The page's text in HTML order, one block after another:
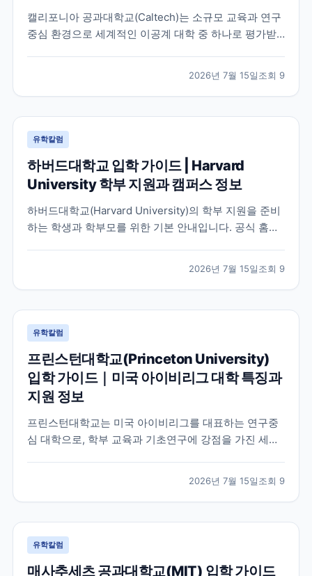
캘리포니아 공과대학교(Caltech)는 소규모 교육과 연구
중심 환경으로 세계적인 이공계 대학 중 하나로 평가받
2026년 7월 15일조회 9
유학칼럼
하버드대학교 입학 가이드 | Harvard
University 학부 지원과 캠퍼스 정보
하버드대학교(Harvard University)의 학부 지원을 준비
하는 학생과 학부모를 위한 기본 안내입니다. 공식 홈페
2026년 7월 15일조회 9
유학칼럼
프린스턴대학교(Princeton University)
입학 가이드｜미국 아이비리그 대학 특징과
지원 정보
프린스턴대학교는 미국 아이비리그를 대표하는 연구중
심 대학으로, 학부 교육과 기초연구에 강점을 가진 세계
2026년 7월 15일조회 9
유학칼럼
매사추세츠 공과대학교(MIT) 입학 가이드